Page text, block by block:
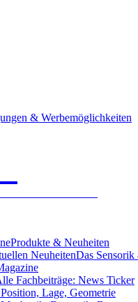
& Werbemöglichkeiten
Produkte & Neuheiten
NeuheitenDas
Fachbeiträge: News Ticker
Lage, Geometrie